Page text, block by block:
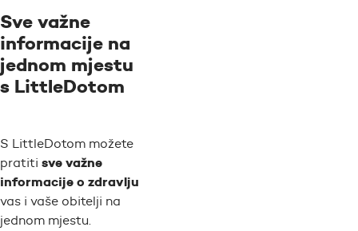
Sve važne
informacije na
jednom mjestu
s LittleDotom
S LittleDotom možete
pratiti sve važne
informacije o zdravlju
vas i vaše obitelji na
jednom mjestu.